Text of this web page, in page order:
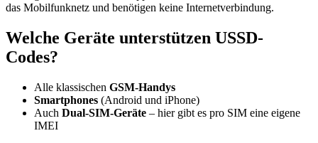
das Mobilfunknetz und benötigen keine Internetverbindung.
Welche Geräte unterstützen USSD-
Codes?
Alle klassischen GSM-Handys
Smartphones (Android und iPhone)
Auch Dual-SIM-Geräte – hier gibt es pro SIM eine eigene
IMEI